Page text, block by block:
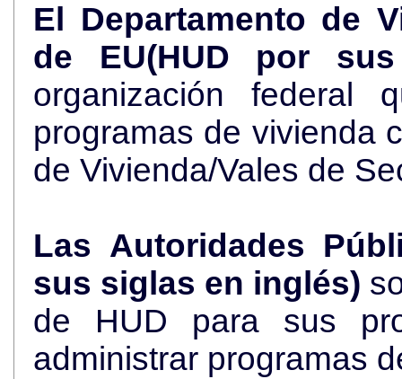
El Departamento de
de EU(HUD por
organización federal
programas de vivienda
de Vivienda/Vales de
Las Autoridades
sus siglas en inglés)
de HUD para sus
administrar programas